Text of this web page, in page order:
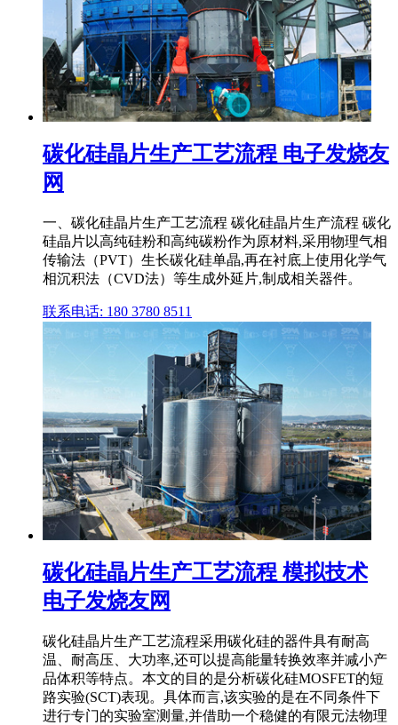
碳化硅晶片生产工艺流程 电子发烧友
网
一、碳化硅晶片生产工艺流程 碳化硅晶片生产流程 碳化
硅晶片以高纯硅粉和高纯碳粉作为原材料,采用物理气相
传输法（PVT）生长碳化硅单晶,再在衬底上使用化学气
相沉积法（CVD法）等生成外延片,制成相关器件。
联系电话: 180 3780 8511
碳化硅晶片生产工艺流程 模拟技术
电子发烧友网
碳化硅晶片生产工艺流程采用碳化硅的器件具有耐高
温、耐高压、大功率,还可以提高能量转换效率并减小产
品体积等特点。本文的目的是分析碳化硅MOSFET的短
路实验(SCT)表现。具体而言,该实验的是在不同条件下
进行专门的实验室测量,并借助一个稳健的有限元法物理